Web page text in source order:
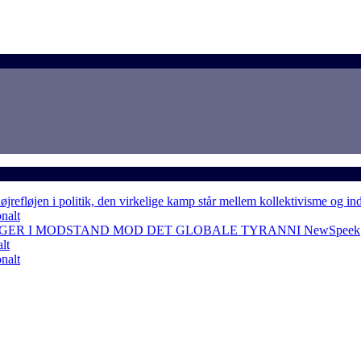
i politik, den virkelige kamp står mellem kollektivisme og
I MODSTAND MOD DET GLOBALE TYRANNI NewSpeek